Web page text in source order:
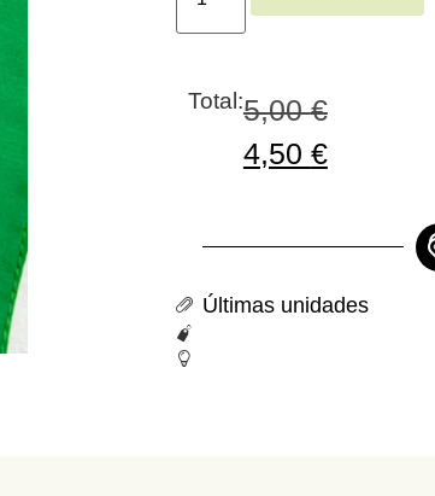
Total:5,00€
4,50 €
Últimas unidades